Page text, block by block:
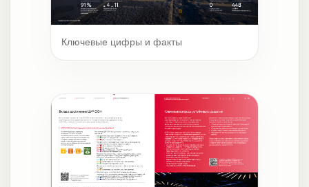
Ключевые цифры и факты